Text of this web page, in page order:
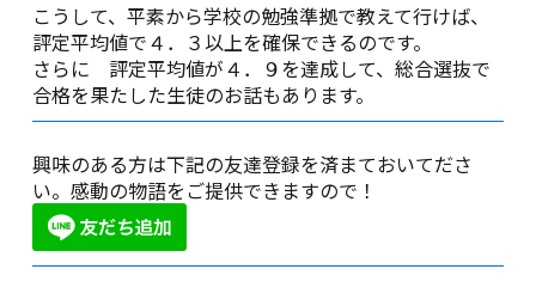
こうして、平素から学校の勉強準拠で教えて行けば、
評定平均値で４．３以上を確保できるのです。
さらに 評定平均値が４．９を達成して、総合選抜で
合格を果たした生徒のお話もあります。
興味のある方は下記の友達登録を済まておいてださ
い。感動の物語をご提供できますので！